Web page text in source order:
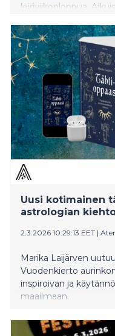
leiriviikonloppua.
kahden kesken tai
kysymyksistä. Miksi
tarkoitus?
Uusi kotimainen
astrologian
2.3.2026 10:29:13 EET |
Marika Laijärven
Vuodenkierto
inspiroivan ja
maailmaan.